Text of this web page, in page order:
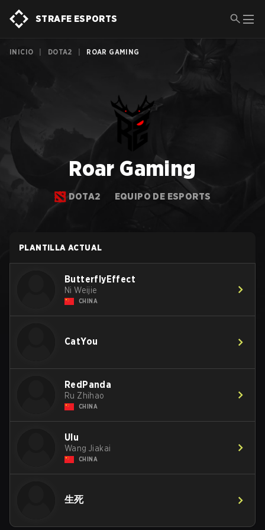
STRAFE ESPORTS
INICIO DOTA2 ROAR GAMING
Roar Gaming
DOTA2 EQUIPO DE ESPORTS
PLANTILLA ACTUAL
ButterflyEffect
Ni Weijie
CHINA
CatYou
RedPanda
Ru Zhihao
CHINA
Ulu
Wang Jiakai
CHINA
生死